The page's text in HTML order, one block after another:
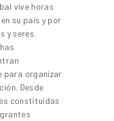
vive horas
su país y por
y seres
para organizar
Desde
constituidas